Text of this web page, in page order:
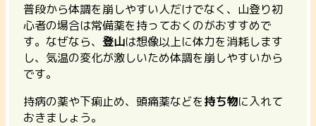
普段から体調を崩しやすい人だけでなく、山登り初
心者の場合は常備薬を持っておくのがおすすめで
す。なぜなら、 登山は想像以上に体力を消耗します
し、気温の変化が激しいため体調を崩しやすいから
です。
持病の薬や下痢止め、頭痛薬などを持ち物に入れて
おきましょう。